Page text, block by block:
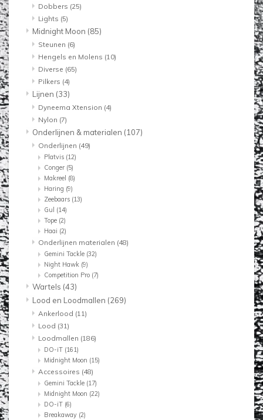
Dobbers (25)
Lights (5)
Midnight Moon (85)
Steunen (6)
Hengels en Molens (10)
Diverse (65)
Pilkers (4)
Lijnen (33)
Dyneema Xtension (4)
Nylon (7)
Onderlijnen & materialen (107)
Onderlijnen (49)
Platvis (12)
Conger (5)
Makreel (8)
Haring (9)
Zeebaars (13)
Gul (14)
Tope (2)
Haai (2)
Onderlijnen materialen (48)
Gemini Tackle (32)
Night Hawk (9)
Competition Pro (7)
Wartels (43)
Lood en Loodmallen (269)
Ankerlood (11)
Lood (31)
Loodmallen (186)
DO-iT (161)
Midnight Moon (15)
Accessoires (48)
Gemini Tackle (17)
Midnight Moon (22)
DO-iT (6)
Breakaway (2)